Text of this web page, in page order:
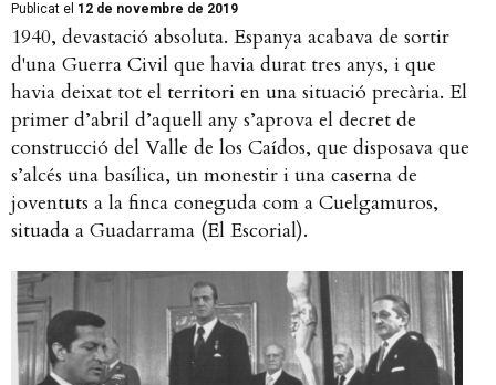
Publicat el 12 de novembre de 2019
1940, devastació absoluta. Espanya acabava de sortir
d'una Guerra Civil que havia durat tres anys, i que
havia deixat tot el territori en una situació precària. El
primer d’abril d’aquell any s’aprova el decret de
construcció del Valle de los Caídos, que disposava que
s’alcés una basílica, un monestir i una caserna de
joventuts a la finca coneguda com a Cuelgamuros,
situada a Guadarrama (El Escorial).